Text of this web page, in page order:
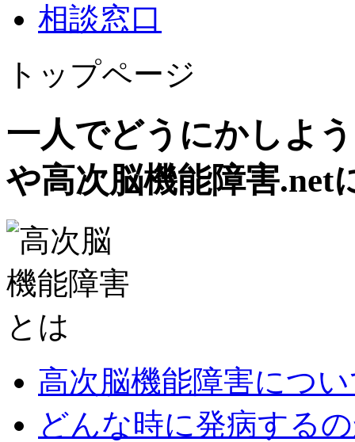
相談窓口
トップページ
一人でどうにかしよ
や高次脳機能障害.net
高次脳機能障害につ
どんな時に発病する